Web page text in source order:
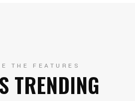
THE FEATURES
TRENDING